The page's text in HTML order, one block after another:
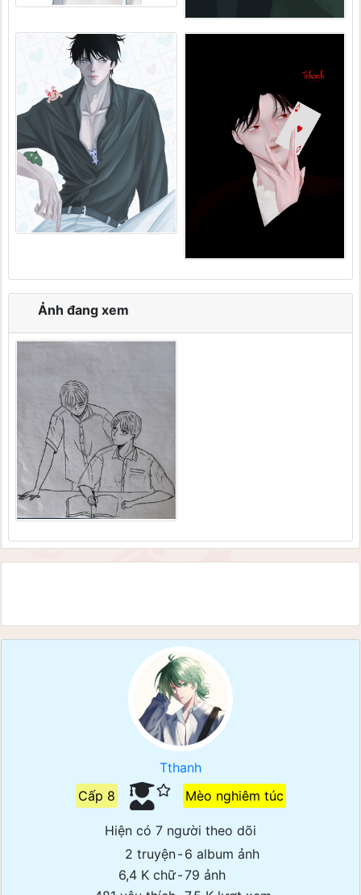
Ảnh đang xem
Tthanh
Cấp 8
Mèo nghiêm túc
Hiện có 7 người theo dõi
2 truyện-6 album ảnh
6,4 K chữ-79 ảnh